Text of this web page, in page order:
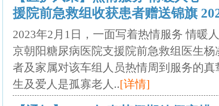
援院前急救组收获患者赠送锦旗
2023年2月1日，一面写着热情服务 情暖
京朝阳糖尿病医院支援院前急救组医生
者及家属对该车组人员热情周到服务的
生及爱人是孤寡老人..[详情]